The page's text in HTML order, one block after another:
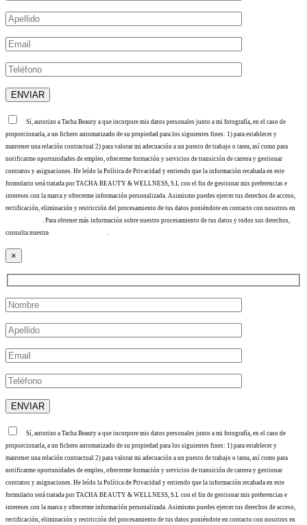
Sí, autorizo a Tacha Beauty a que incorpore mis datos personales junto a mi fotografía, en el caso de
proporcionarla, a un fichero automatizado de su propiedad para los siguientes fines: 1) para establecer y
mantener una relación contractual 2) para valorar mi adecuación a un puesto de trabajo o tarea, así como para
notificarme oportunidades de empleo, ofrecerme formación y servicios de transición de carrera y gestionar
contratos y asignaciones. He leído la Política de Privacidad y entiendo que la información recabada en este
formulario será tratada por TACHA BEAUTY & WELLNESS, S.L con el fin de gestionar mis preferencias e
intereses con la marca y ofrecerme información personalizada. Asimismo puedes ejercer tus derechos de acceso,
rectificación, eliminación y restricción del procesamiento de tus datos poniéndote en contacto con nosotros en
. Para obtener más información sobre nuestro procesamiento de tus datos y todos sus derechos,
consulta nuestra
×
Sí, autorizo a Tacha Beauty a que incorpore mis datos personales junto a mi fotografía, en el caso de
proporcionarla, a un fichero automatizado de su propiedad para los siguientes fines: 1) para establecer y
mantener una relación contractual 2) para valorar mi adecuación a un puesto de trabajo o tarea, así como para
notificarme oportunidades de empleo, ofrecerme formación y servicios de transición de carrera y gestionar
contratos y asignaciones. He leído la Política de Privacidad y entiendo que la información recabada en este
formulario será tratada por TACHA BEAUTY & WELLNESS, S.L con el fin de gestionar mis preferencias e
intereses con la marca y ofrecerme información personalizada. Asimismo puedes ejercer tus derechos de acceso,
rectificación, eliminación y restricción del procesamiento de tus datos poniéndote en contacto con nosotros en